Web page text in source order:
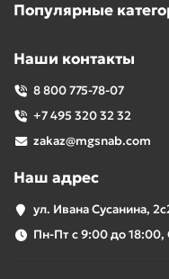
Популярные
Наши контакты
8 800 775-78-07
+7 495 320 32 32
zakaz@mgsnab.com
Наш адрес
ул. Ивана Сусанина,
Пн-Пт с 9:00 до